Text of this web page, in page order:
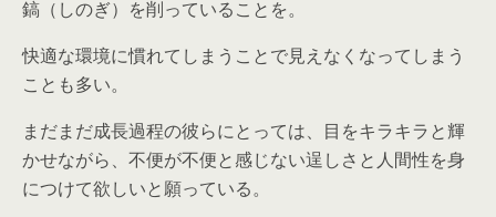
鎬（しのぎ）を削っていることを。
快適な環境に慣れてしまうことで見えなくなってしまう
ことも多い。
まだまだ成長過程の彼らにとっては、目をキラキラと輝
かせながら、不便が不便と感じない逞しさと人間性を身
につけて欲しいと願っている。